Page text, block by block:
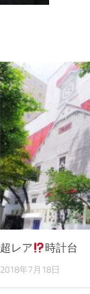
超レア 時計台
2018年7月18日